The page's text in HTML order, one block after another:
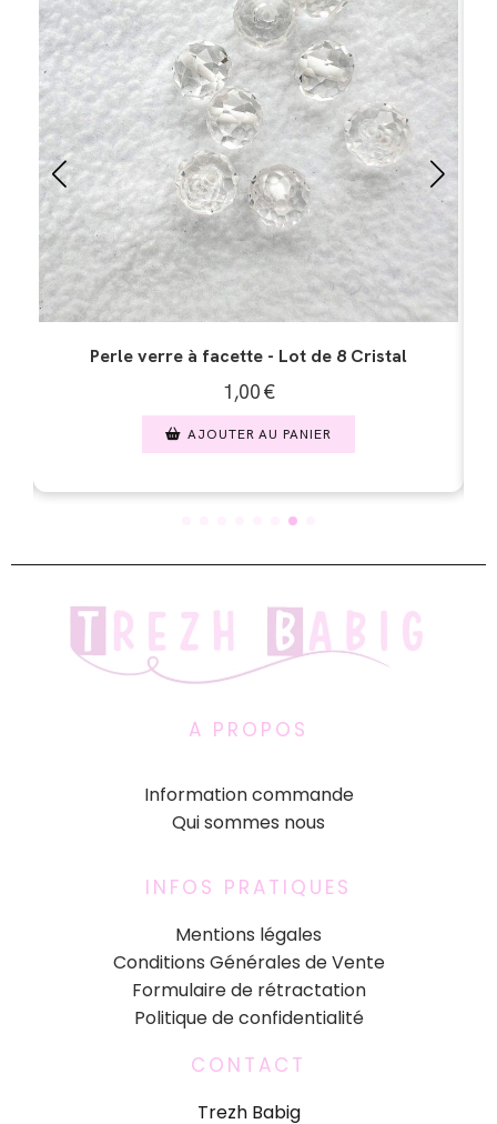
Perle verre ronde craquelée - Lot de 8 Irisé
1,00€
AJOUTER AU PANIER
A PROPOS
Information commande
Qui sommes nous
INFOS PRATIQUES
Mentions légales
Conditions Générales de Vente
Formulaire de rétractation
Politique de confidentialité
CONTACT
Trezh Babig